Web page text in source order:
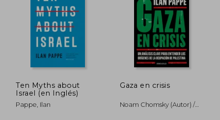
55%
dcto.
55%
dcto.
Ten Myths about
Israel (en Inglés)
Pappe, Ilan
Gaza en crisis
Noam Chomsky (Autor) /